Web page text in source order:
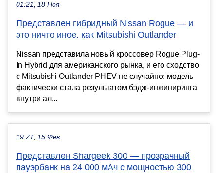
01:21, 18 Ноя
Представлен гибридный Nissan Rogue — и
это ничто иное, как Mitsubishi Outlander
Nissan представила новый кроссовер Rogue Plug-
In Hybrid для американского рынка, и его сходство
с Mitsubishi Outlander PHEV не случайно: модель
фактически стала результатом бэдж-инжиниринга
внутри ал...
19:21, 15 Фев
Представлен Shargeek 300 — прозрачный
пауэрбанк на 24 000 мАч с мощностью 300